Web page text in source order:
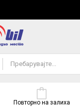
Повторно на залиха